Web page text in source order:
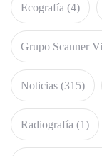
Ecografía (4)
Grupo Scanner
Noticias (315)
Radiografía (1)